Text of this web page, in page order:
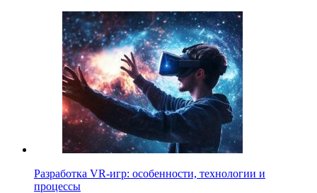
Разработка VR-игр: особенности, технологии и
процессы